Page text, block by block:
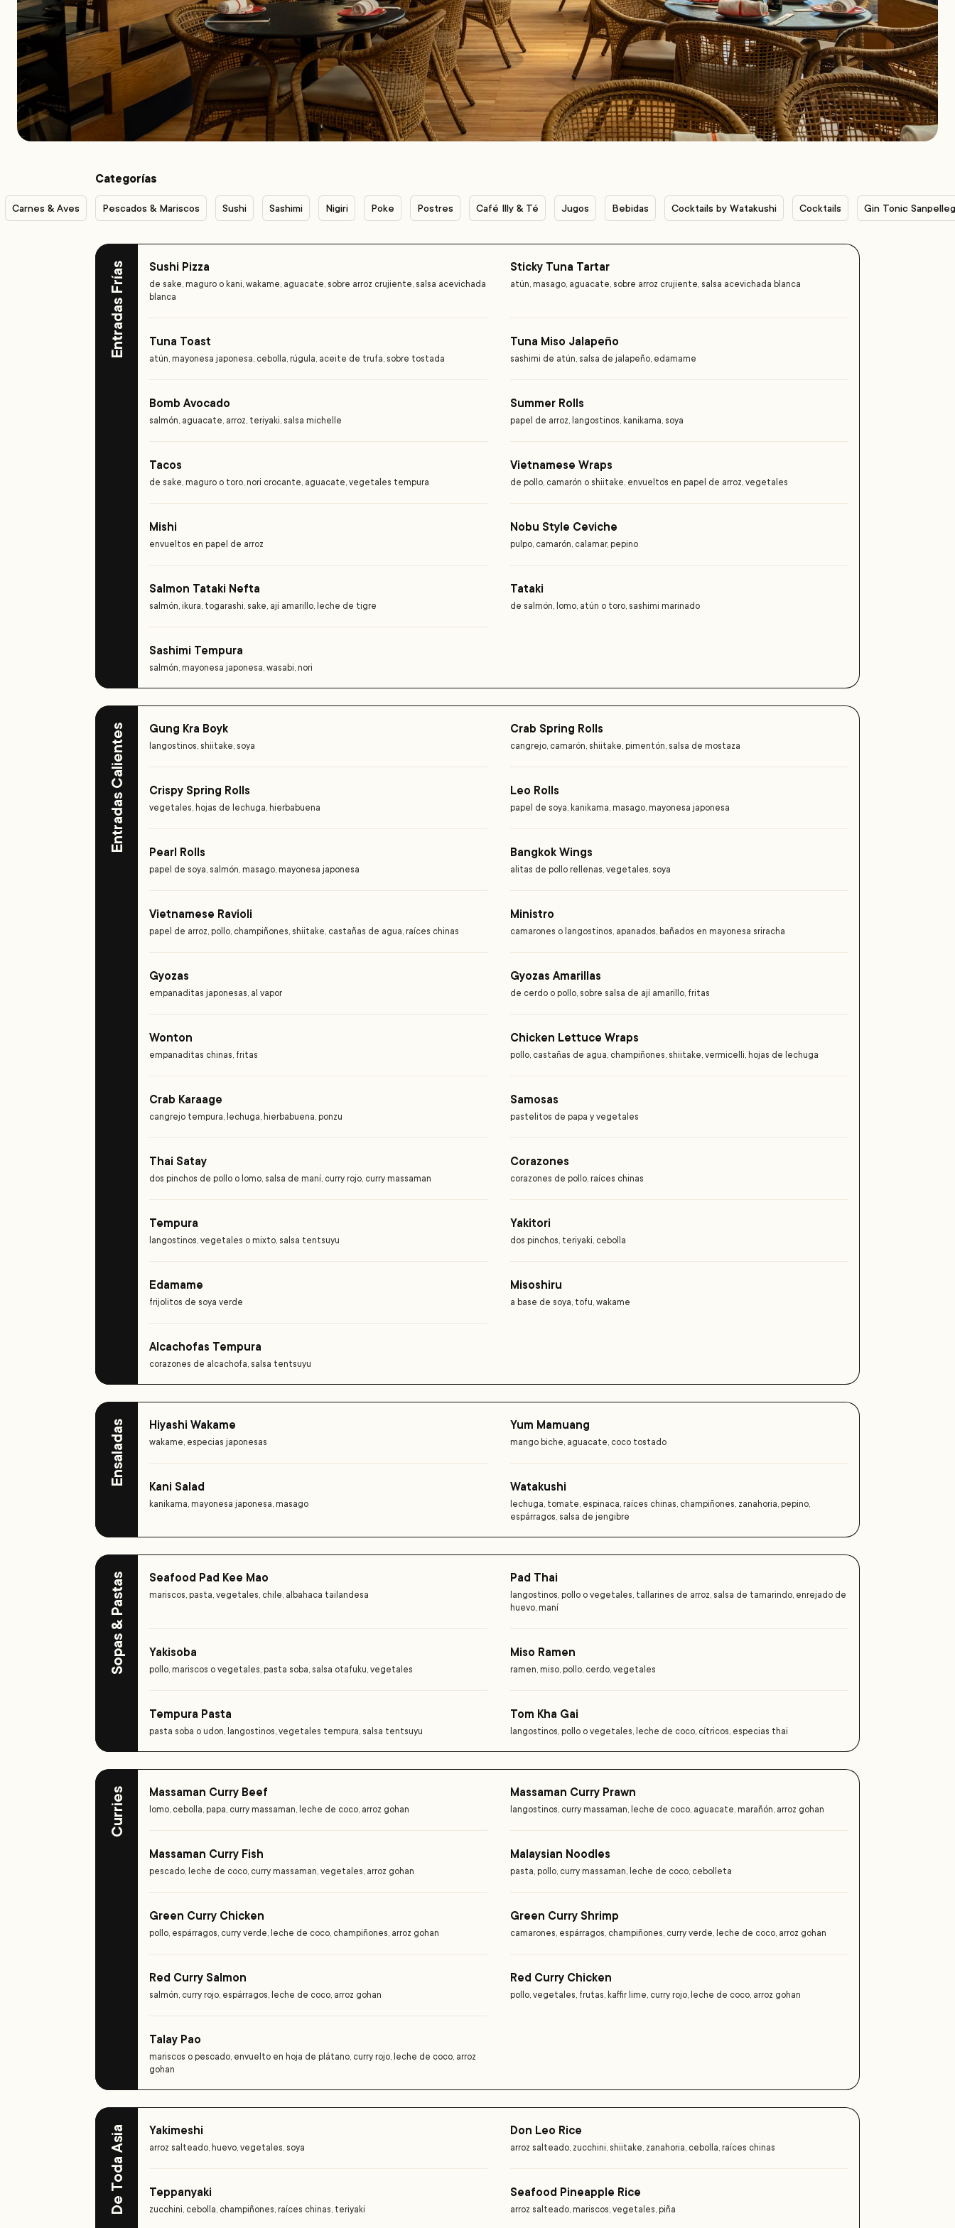
Categorías
Carnes & Aves Pescados & Mariscos Sushi Sashimi Nigiri Poke Postres Café Illy & Té Jugos Bebidas Cocktails by Watakushi Cocktails Gin Tonic
Entradas Frías Sushi Pizza
de sake, maguro o kani, wakame, aguacate, sobre arroz crujiente, salsa acevichada
blanca
Sticky Tuna Tartar
atún, masago, aguacate, sobre arroz crujiente, salsa acevichada blanca
Tuna Toast
atún, mayonesa japonesa, cebolla, rúgula, aceite de trufa, sobre tostada
Tuna Miso Jalapeño
sashimi de atún, salsa de jalapeño, edamame
Bomb Avocado
salmón, aguacate, arroz, teriyaki, salsa michelle
Summer Rolls
papel de arroz, langostinos, kanikama, soya
Tacos
de sake, maguro o toro, nori crocante, aguacate, vegetales tempura
Vietnamese Wraps
de pollo, camarón o shiitake, envueltos en papel de arroz, vegetales
Mishi
envueltos en papel de arroz
Nobu Style Ceviche
pulpo, camarón, calamar, pepino
Salmon Tataki Nefta
salmón, ikura, togarashi, sake, ají amarillo, leche de tigre
Tataki
de salmón, lomo, atún o toro, sashimi marinado
Sashimi Tempura
salmón, mayonesa japonesa, wasabi, nori
Entradas Calientes Gung Kra Boyk
langostinos, shiitake, soya
Crab Spring Rolls
cangrejo, camarón, shiitake, pimentón, salsa de mostaza
Crispy Spring Rolls
vegetales, hojas de lechuga, hierbabuena
Leo Rolls
papel de soya, kanikama, masago, mayonesa japonesa
Pearl Rolls
papel de soya, salmón, masago, mayonesa japonesa
Bangkok Wings
alitas de pollo rellenas, vegetales, soya
Vietnamese Ravioli
papel de arroz, pollo, champiñones, shiitake, castañas de agua, raíces chinas
Ministro
camarones o langostinos, apanados, bañados en mayonesa sriracha
Gyozas
empanaditas japonesas, al vapor
Gyozas Amarillas
de cerdo o pollo, sobre salsa de ají amarillo, fritas
Wonton
empanaditas chinas, fritas
Chicken Lettuce Wraps
pollo, castañas de agua, champiñones, shiitake, vermicelli, hojas de lechuga
Crab Karaage
cangrejo tempura, lechuga, hierbabuena, ponzu
Samosas
pastelitos de papa y vegetales
Thai Satay
dos pinchos de pollo o lomo, salsa de maní, curry rojo, curry massaman
Corazones
corazones de pollo, raíces chinas
Tempura
langostinos, vegetales o mixto, salsa tentsuyu
Yakitori
dos pinchos, teriyaki, cebolla
Edamame
frijolitos de soya verde
Misoshiru
a base de soya, tofu, wakame
Alcachofas Tempura
corazones de alcachofa, salsa tentsuyu
Ensaladas Hiyashi Wakame
wakame, especias japonesas
Yum Mamuang
mango biche, aguacate, coco tostado
Kani Salad
kanikama, mayonesa japonesa, masago
Watakushi
lechuga, tomate, espinaca, raíces chinas, champiñones, zanahoria, pepino,
espárragos, salsa de jengibre
Sopas & Pastas Seafood Pad Kee Mao
mariscos, pasta, vegetales, chile, albahaca tailandesa
Pad Thai
langostinos, pollo o vegetales, tallarines de arroz, salsa de tamarindo, enrejado de
huevo, maní
Yakisoba
pollo, mariscos o vegetales, pasta soba, salsa otafuku, vegetales
Miso Ramen
ramen, miso, pollo, cerdo, vegetales
Tempura Pasta
pasta soba o udon, langostinos, vegetales tempura, salsa tentsuyu
Tom Kha Gai
langostinos, pollo o vegetales, leche de coco, cítricos, especias thai
Curries Massaman Curry Beef
lomo, cebolla, papa, curry massaman, leche de coco, arroz gohan
Massaman Curry Prawn
langostinos, curry massaman, leche de coco, aguacate, marañón, arroz gohan
Massaman Curry Fish
pescado, leche de coco, curry massaman, vegetales, arroz gohan
Malaysian Noodles
pasta, pollo, curry massaman, leche de coco, cebolleta
Green Curry Chicken
pollo, espárragos, curry verde, leche de coco, champiñones, arroz gohan
Green Curry Shrimp
camarones, espárragos, champiñones, curry verde, leche de coco, arroz gohan
Red Curry Salmon
salmón, curry rojo, espárragos, leche de coco, arroz gohan
Red Curry Chicken
pollo, vegetales, frutas, kaffir lime, curry rojo, leche de coco, arroz gohan
Talay Pao
mariscos o pescado, envuelto en hoja de plátano, curry rojo, leche de coco, arroz
gohan
De Toda Asia Yakimeshi
arroz salteado, huevo, vegetales, soya
Don Leo Rice
arroz salteado, zucchini, shiitake, zanahoria, cebolla, raíces chinas
Teppanyaki
zucchini, cebolla, champiñones, raíces chinas, teriyaki
Seafood Pineapple Rice
arroz salteado, mariscos, vegetales, piña